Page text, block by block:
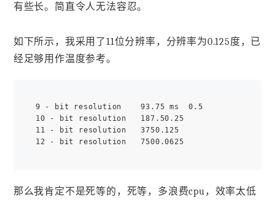
有些长。简直令人无法容忍。
如下所示，我采用了11位分辨率，分辨率为0.125度，已
经足够用作温度参考。
9 - bit resolution    93.75 ms  0.5
10 - bit resolution   187.50.25
11 - bit resolution   3750.125
那么我肯定不是死等的，死等，多浪费cpu，效率太低